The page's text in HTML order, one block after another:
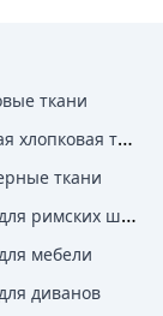
ткани
Плотная хлопковая ткань
ткани
Ткани для римских штор
мебели
диванов